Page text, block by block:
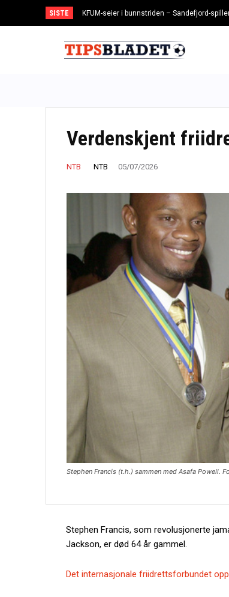
SISTE KFUM-seier i bunnstriden – Sandefjord-
Spiss vender tilbake til Toppserien – leies
Verdenskjent
NTB NTB 05/07/2026
Stephen Francis (t.h.) sammen med Asafa Powell.
Stephen Francis, som revolusjonerte
Jackson, er død 64 år gammel.
Det internasjonale friidrettsforbundet